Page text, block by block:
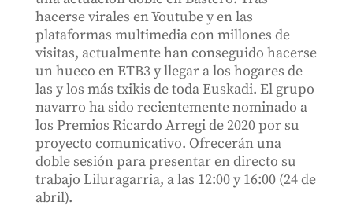
hacerse virales en Youtube y en las
plataformas multimedia con millones de
visitas, actualmente han conseguido hacerse
un hueco en ETB3 y llegar a los hogares de
las y los más txikis de toda Euskadi. El grupo
navarro ha sido recientemente nominado a
los Premios Ricardo Arregi de 2020 por su
proyecto comunicativo. Ofrecerán una
doble sesión para presentar en directo su
trabajo Liluragarria, a las 12:00 y 16:00 (24 de
abril).